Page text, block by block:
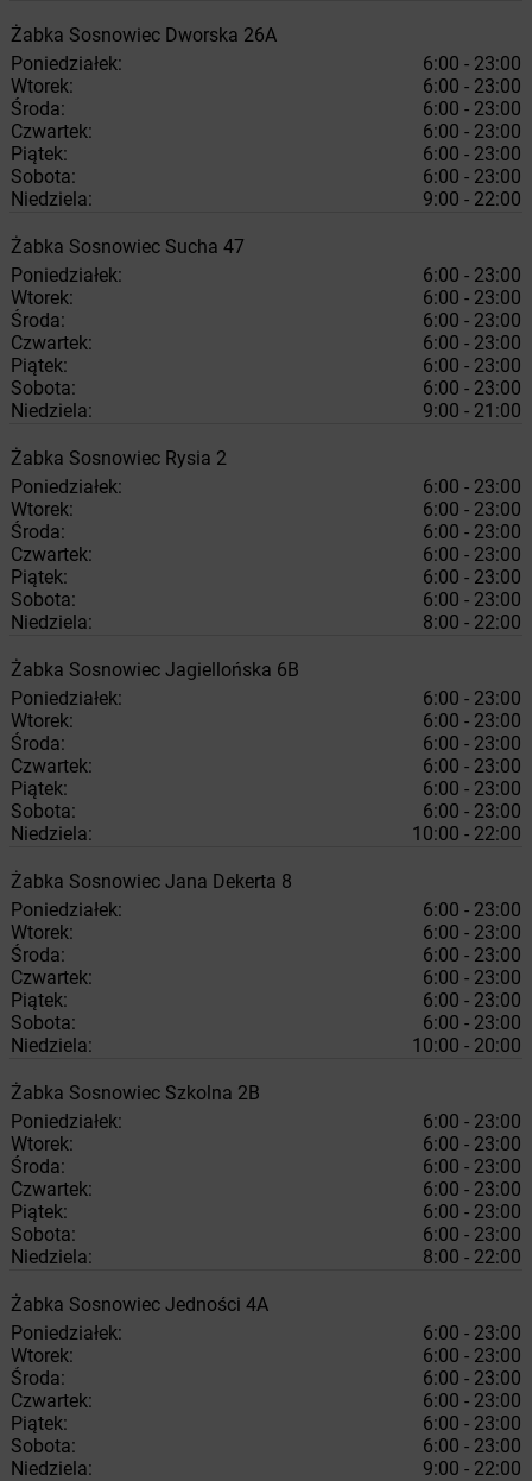
Żabka Sosnowiec Dworska 26A
Poniedziałek:
6:00 - 23:00
Wtorek:
6:00 - 23:00
Środa:
6:00 - 23:00
Czwartek:
6:00 - 23:00
Piątek:
6:00 - 23:00
Sobota:
6:00 - 23:00
Niedziela:
9:00 - 22:00
Żabka Sosnowiec Sucha 47
Poniedziałek:
6:00 - 23:00
Wtorek:
6:00 - 23:00
Środa:
6:00 - 23:00
Czwartek:
6:00 - 23:00
Piątek:
6:00 - 23:00
Sobota:
6:00 - 23:00
Niedziela:
9:00 - 21:00
Żabka Sosnowiec Rysia 2
Poniedziałek:
6:00 - 23:00
Wtorek:
6:00 - 23:00
Środa:
6:00 - 23:00
Czwartek:
6:00 - 23:00
Piątek:
6:00 - 23:00
Sobota:
6:00 - 23:00
Niedziela:
8:00 - 22:00
Żabka Sosnowiec Jagiellońska 6B
Poniedziałek:
6:00 - 23:00
Wtorek:
6:00 - 23:00
Środa:
6:00 - 23:00
Czwartek:
6:00 - 23:00
Piątek:
6:00 - 23:00
Sobota:
6:00 - 23:00
Niedziela:
10:00 - 22:00
Żabka Sosnowiec Jana Dekerta 8
Poniedziałek:
6:00 - 23:00
Wtorek:
6:00 - 23:00
Środa:
6:00 - 23:00
Czwartek:
6:00 - 23:00
Piątek:
6:00 - 23:00
Sobota:
6:00 - 23:00
Niedziela:
10:00 - 20:00
Żabka Sosnowiec Szkolna 2B
Poniedziałek:
6:00 - 23:00
Wtorek:
6:00 - 23:00
Środa:
6:00 - 23:00
Czwartek:
6:00 - 23:00
Piątek:
6:00 - 23:00
Sobota:
6:00 - 23:00
Niedziela:
8:00 - 22:00
Żabka Sosnowiec Jedności 4A
Poniedziałek:
6:00 - 23:00
Wtorek:
6:00 - 23:00
Środa:
6:00 - 23:00
Czwartek:
6:00 - 23:00
Piątek:
6:00 - 23:00
Sobota:
6:00 - 23:00
Niedziela:
9:00 - 22:00